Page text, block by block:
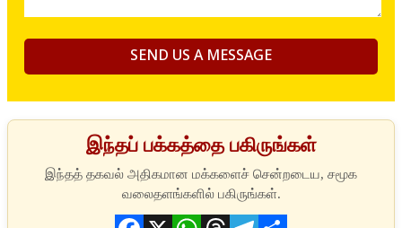
இந்தப் பக்கத்தை பகிருங்கள்